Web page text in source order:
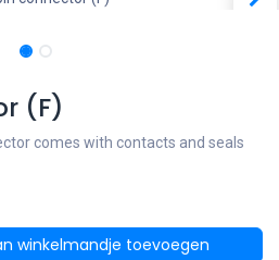
(F)
comes with contacts and seals
winkelmandje toevoegen